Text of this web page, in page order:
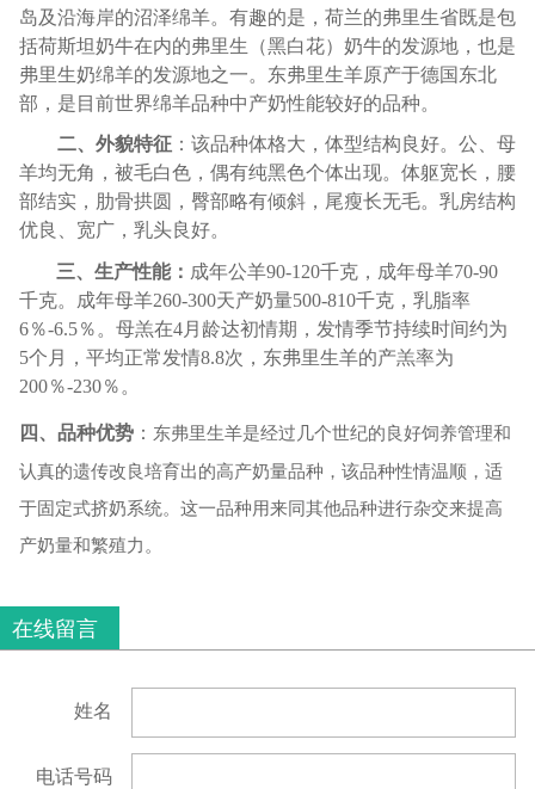
岛及沿海岸的沼泽绵羊。有趣的是，荷兰的弗里生省既是包
括荷斯坦奶牛在内的弗里生（黑白花）奶牛的发源地，也是
弗里生奶绵羊的发源地之一。东弗里生羊原产于德国东北
部，是目前世界绵羊品种中产奶性能较好的品种。
二、外貌特征： 该品种体格大，体型结构良好。公、母
羊均无角，被毛白色，偶有纯黑色个体出现。体躯宽长，腰
部结实，肋骨拱圆，臀部略有倾斜，尾瘦长无毛。乳房结构
优良、宽广，乳头良好。
三、生产性能： 成年公羊90-120千克，成年母羊70-90
千克。成年母羊260-300天产奶量500-810千克，乳脂率
6％-6.5％。母羔在4月龄达初情期，发情季节持续时间约为
5个月，平均正常发情8.8次，东弗里生羊的产羔率为
200％-230％。
四、品种优势： 东弗里生羊是经过几个世纪的良好饲养管理和
认真的遗传改良培育出的高产奶量品种，该品种性情温顺，适
于固定式挤奶系统。这一品种用来同其他品种进行杂交来提高
产奶量和繁殖力。
在线留言
姓名
电话号码